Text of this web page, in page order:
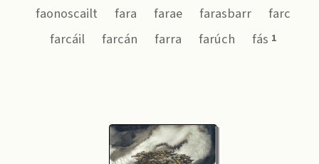
faonoscailt
fara farae farasbarr
farc
farcáil
farcán farra farúch fás 1